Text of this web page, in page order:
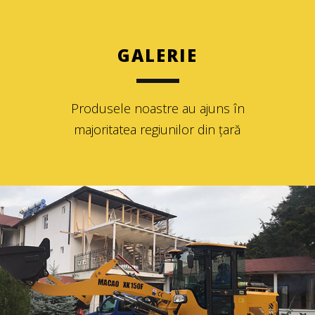
GALERIE
Produsele noastre au ajuns în
majoritatea regiunilor din țară